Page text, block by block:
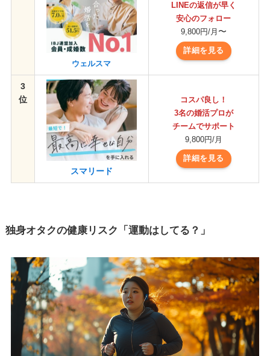
ウェルスマ
LINEの返信が早く
安心のフォロー
9,800円/月 〜
詳細を見る
3
位
スマリード
コスパ良し！
3名の婚活プロが
チームでサポート
9,800円/月
詳細を見る
独身オタクの健康リスク「運動はしてる？」